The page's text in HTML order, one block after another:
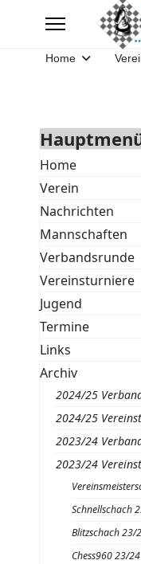
Home
Home
Verein
Nachrichten
Mannschaften
Verbandsrunde
Vereinsturniere
Jugend
Termine
Links
Archiv
2024/25
2024/25
2023/24
2023/24
Schnellschach
Blitzschach 23/
Chess960 23/24